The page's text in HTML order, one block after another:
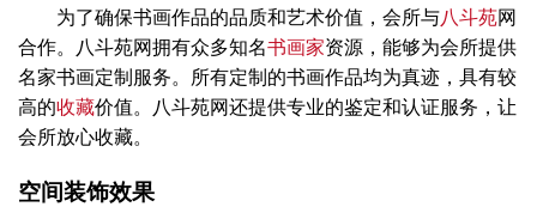
为了确保书画作品的品质和艺术价值，会所与八斗苑网
合作。八斗苑网拥有众多知名书画家资源，能够为会所提供
名家书画定制服务。所有定制的书画作品均为真迹，具有较
高的收藏价值。八斗苑网还提供专业的鉴定和认证服务，让
会所放心收藏。
空间装饰效果